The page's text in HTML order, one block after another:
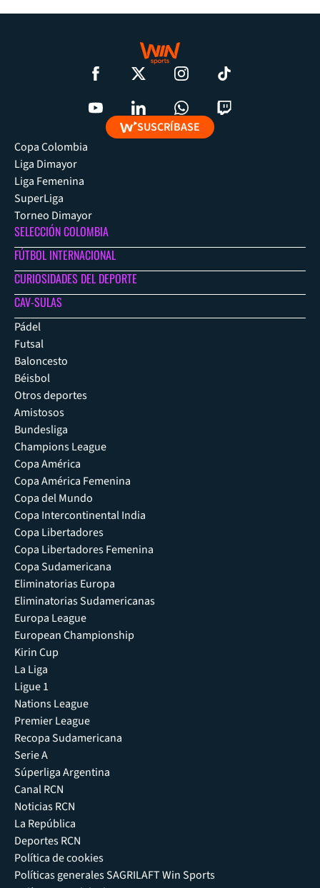
SUSCRÍBASE
Copa Colombia
Liga Dimayor
Liga Femenina
SuperLiga
Torneo Dimayor
SELECCIÓN COLOMBIA
FÚTBOL INTERNACIONAL
CURIOSIDADES DEL DEPORTE
CAV-SULAS
Pádel
Futsal
Baloncesto
Béisbol
Otros deportes
Amistosos
Bundesliga
Champions League
Copa América
Copa América Femenina
Copa del Mundo
Copa Intercontinental India
Copa Libertadores
Copa Libertadores Femenina
Copa Sudamericana
Eliminatorias Europa
Eliminatorias Sudamericanas
Europa League
European Championship
Kirin Cup
La Liga
Ligue 1
Nations League
Premier League
Recopa Sudamericana
Serie A
Súperliga Argentina
Canal RCN
Noticias RCN
La República
Deportes RCN
Política de cookies
Políticas generales SAGRILAFT Win Sports